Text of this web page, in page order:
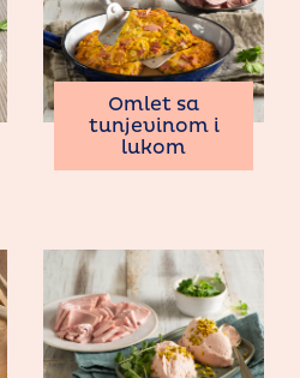
Omlet sa
tunjevinom i
lukom